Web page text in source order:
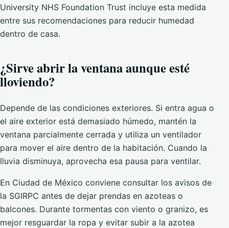
University NHS Foundation Trust incluye esta medida
entre sus recomendaciones para reducir humedad
dentro de casa.
¿Sirve abrir la ventana aunque esté
lloviendo?
Depende de las condiciones exteriores. Si entra agua o
el aire exterior está demasiado húmedo, mantén la
ventana parcialmente cerrada y utiliza un ventilador
para mover el aire dentro de la habitación. Cuando la
lluvia disminuya, aprovecha esa pausa para ventilar.
En Ciudad de México conviene consultar los avisos de
la SGIRPC antes de dejar prendas en azoteas o
balcones. Durante tormentas con viento o granizo, es
mejor resguardar la ropa y evitar subir a la azotea